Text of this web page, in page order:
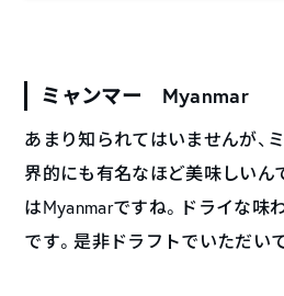
ミャンマー Myanmar
あまり知られてはいませんが、
界的にも有名なほど美味しいん
はMyanmarですね。ドライな味
です。是非ドラフトでいただい